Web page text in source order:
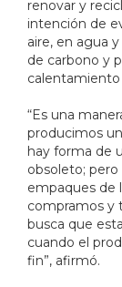
renovar y
intención de
aire, en agua
de carbono y
calentamiento
“Es una
producimos
hay forma de
obsoleto;
empaques de
compramos y
busca que
cuando el
fin”, afirmó.